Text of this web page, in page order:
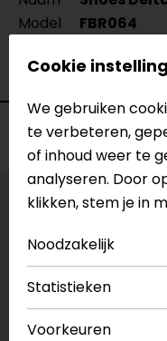
Model
FBR064
Kleur
Voorraad
Maat:36
Vestiging Apeldoorn
Vestiging Breda
Cookie
We gebruiken
te verbeteren,
of inhoud weer te
analyseren. Door
klikken, stem je in
Noodzakelijk
Statistieken
Voorkeuren